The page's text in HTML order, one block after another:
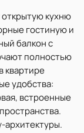
кухню
гостиную и
балкон с
полностью
квартире
удобства:
встроенные
архитектуры.